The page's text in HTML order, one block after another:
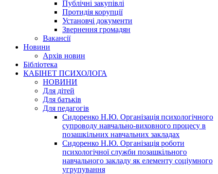
Публічні закупівлі
Протидія корупції
Установчі документи
Звернення громадян
Вакансії
Новини
Архів новин
Бібліотека
КАБІНЕТ ПСИХОЛОГА
НОВИНИ
Для дітей
Для батьків
Для педагогів
Сидоренко Н.Ю. Організація психологічного
супроводу навчально-виховного процесу в
позашкільних навчальних закладах
Сидоренко Н.Ю. Організація роботи
психологічної служби позашкільного
навчального закладу як елементу соціумного
угрупування